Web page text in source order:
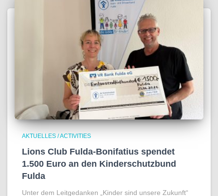
AKTUELLES / ACTIVITIES
Lions Club Fulda-Bonifatius spendet
1.500 Euro an den Kinderschutzbund
Fulda
Unter dem Leitgedanken „Kinder sind unsere Zukunft“